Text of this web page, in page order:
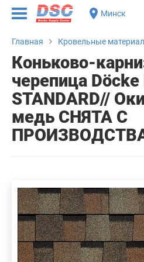
Минск
Главная Кровельные
Коньково-
черепица Döcke
STANDARD//
медь СНЯТА С